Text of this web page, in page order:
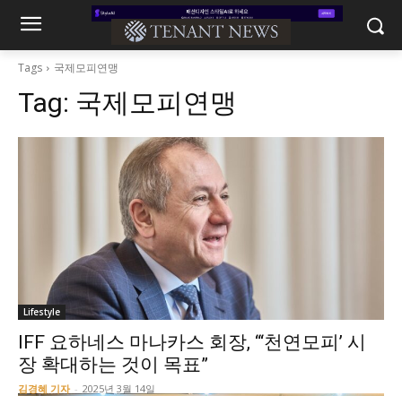
Tags 국제모피연맹
Tag: 국제모피연맹
Lifestyle
IFF 요하네스 마나카스 회장, “‘천연모피’ 시
장 확대하는 것이 목표”
김경혜 기자 - 2025년 3월 14일